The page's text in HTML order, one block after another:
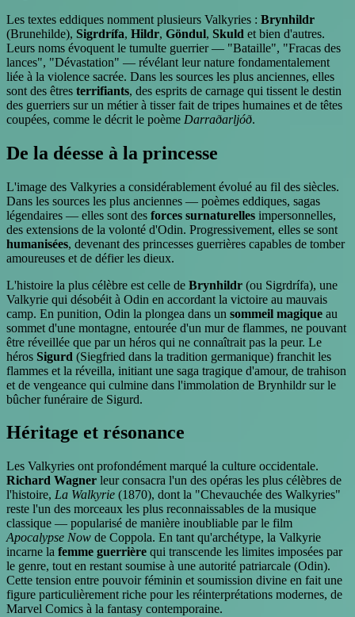
Les textes eddiques nomment plusieurs Valkyries : Brynhildr
(Brunehilde), Sigrdrífa, Hildr, Göndul, Skuld et bien d'autres.
Leurs noms évoquent le tumulte guerrier — "Bataille", "Fracas des
lances", "Dévastation" — révélant leur nature fondamentalement
liée à la violence sacrée. Dans les sources les plus anciennes, elles
sont des êtres terrifiants, des esprits de carnage qui tissent le destin
des guerriers sur un métier à tisser fait de tripes humaines et de têtes
coupées, comme le décrit le poème Darraðarljóð.
De la déesse à la princesse
L'image des Valkyries a considérablement évolué au fil des siècles.
Dans les sources les plus anciennes — poèmes eddiques, sagas
légendaires — elles sont des forces surnaturelles impersonnelles,
des extensions de la volonté d'Odin. Progressivement, elles se sont
humanisées, devenant des princesses guerrières capables de tomber
amoureuses et de défier les dieux.
L'histoire la plus célèbre est celle de Brynhildr (ou Sigrdrífa), une
Valkyrie qui désobéit à Odin en accordant la victoire au mauvais
camp. En punition, Odin la plongea dans un sommeil magique au
sommet d'une montagne, entourée d'un mur de flammes, ne pouvant
être réveillée que par un héros qui ne connaîtrait pas la peur. Le
héros Sigurd (Siegfried dans la tradition germanique) franchit les
flammes et la réveilla, initiant une saga tragique d'amour, de trahison
et de vengeance qui culmine dans l'immolation de Brynhildr sur le
bûcher funéraire de Sigurd.
Héritage et résonance
Les Valkyries ont profondément marqué la culture occidentale.
Richard Wagner leur consacra l'un des opéras les plus célèbres de
l'histoire, La Walkyrie (1870), dont la "Chevauchée des Walkyries"
reste l'un des morceaux les plus reconnaissables de la musique
classique — popularisé de manière inoubliable par le film
Apocalypse Now de Coppola. En tant qu'archétype, la Valkyrie
incarne la femme guerrière qui transcende les limites imposées par
le genre, tout en restant soumise à une autorité patriarcale (Odin).
Cette tension entre pouvoir féminin et soumission divine en fait une
figure particulièrement riche pour les réinterprétations modernes, de
Marvel Comics à la fantasy contemporaine.